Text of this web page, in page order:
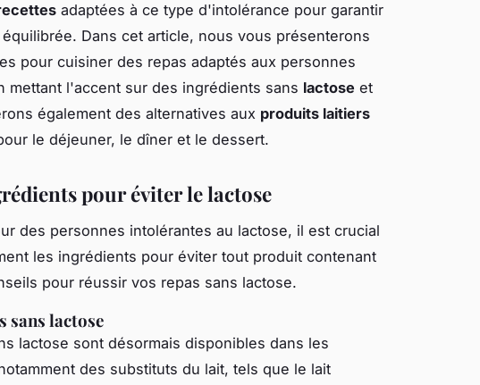
adaptées à ce type d'intolérance pour garantir
Dans cet article, nous vous présenterons
pour cuisiner des repas adaptés aux personnes
mettant l'accent sur des ingrédients sans lactose et
également des alternatives aux produits laitiers
le déjeuner, le dîner et le dessert.
pour éviter le lactose
des personnes intolérantes au lactose, il est crucial
les ingrédients pour éviter tout produit contenant
pour réussir vos repas sans lactose.
sans lactose
lactose sont désormais disponibles dans les
des substituts du lait, tels que le lait